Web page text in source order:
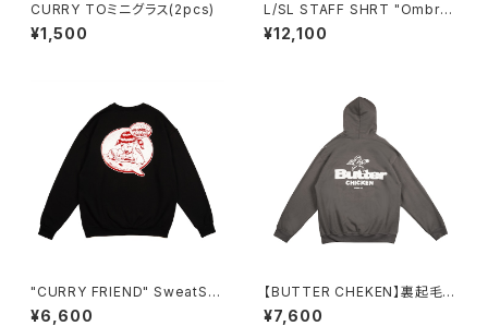
CURRY TOミニグラス(2pcs)
¥1,500
L/SL STAFF SHRT "Ombre
Check"
¥12,100
"CURRY FRIEND" SweatShi
rt BLACK
¥6,600
【BUTTER CHEKEN】裏起毛パ
ーカー（CHARCOAL）
¥7,600